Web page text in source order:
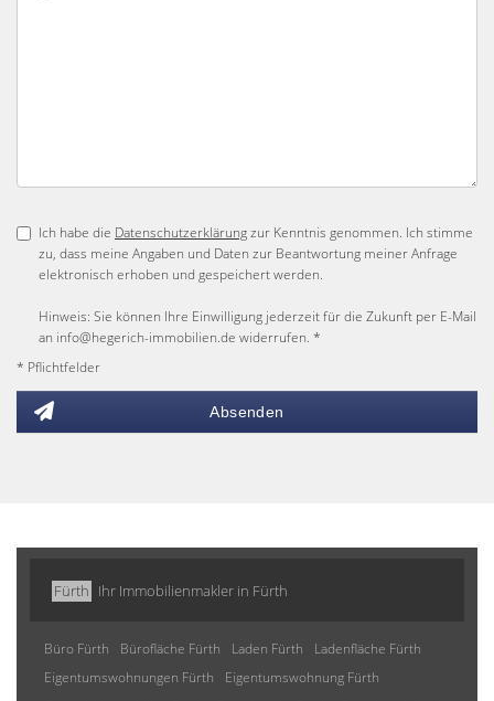
Ich habe die Datenschutzerklärungzur Kenntnis genommen. Ich stimme
zu, dass meine Angaben und Daten zur Beantwortung meiner Anfrage
elektronisch erhoben und gespeichert werden.
Hinweis: Sie können Ihre Einwilligung jederzeit für die Zukunft per E-Mail
an info@hegerich-immobilien.de widerrufen. *
* Pflichtfelder
Absenden
Fürth Ihr Immobilienmakler in Fürth
Büro Fürth Bürofläche Fürth Laden Fürth
Ladenfläche Fürth
Eigentumswohnungen Fürth
Eigentumswohnung Fürth